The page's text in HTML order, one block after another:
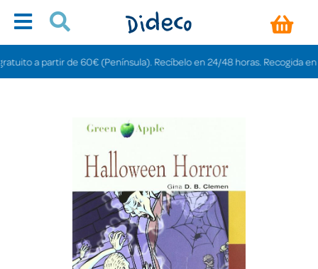
a partir de 60€ (Península). Recíbelo en 24/48 horas. Recogida en